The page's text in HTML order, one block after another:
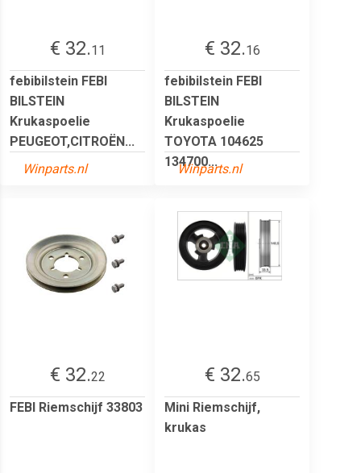
€ 32.11
febibilstein FEBI
BILSTEIN
Krukaspoelie
PEUGEOT,CITROËN...
Winparts.nl
€ 32.16
febibilstein FEBI
BILSTEIN
Krukaspoelie
TOYOTA 104625
134700...
Winparts.nl
€ 32.22
FEBI Riemschijf 33803
€ 32.65
Mini Riemschijf,
krukas